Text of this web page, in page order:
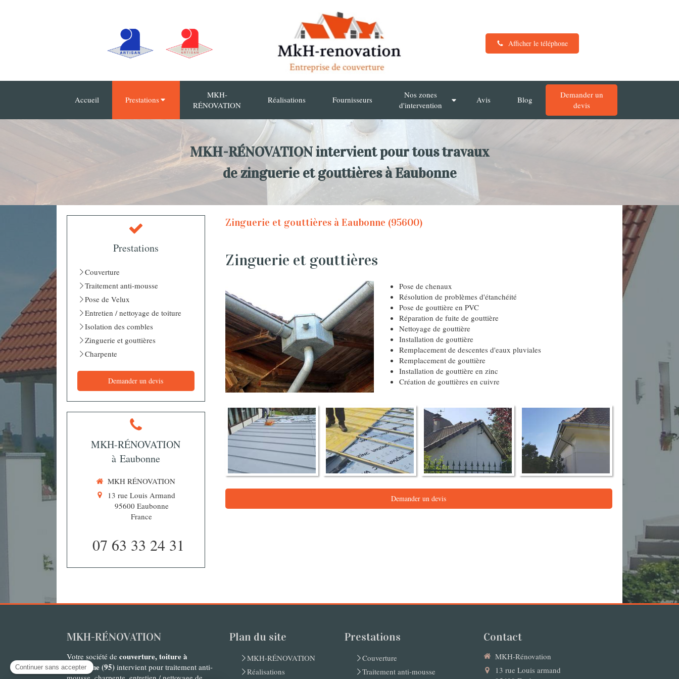
Afficher le téléphone
Accueil Prestations
MKH-
RÉNOVATION
Réalisations Fournisseurs
Nos zones
d'intervention
Avis Blog
Demander un
devis
MKH-RÉNOVATION intervient pour tous travaux
de zinguerie et gouttières à Eaubonne
Zinguerie et gouttières à Eaubonne (95600)
Zinguerie et gouttières
Pose de chenaux
Résolution de problèmes d'étanchéité
Pose de gouttière en PVC
Réparation de fuite de gouttière
Nettoyage de gouttière
Installation de gouttière
Remplacement de descentes d'eaux pluviales
Remplacement de gouttière
Installation de gouttière en zinc
Création de gouttières en cuivre
Demander un devis
Prestations
Couverture
Traitement anti-mousse
Pose de Velux
Entretien / nettoyage de toiture
Isolation des combles
Zinguerie et gouttières
Charpente
Demander un devis
MKH-RÉNOVATION
à Eaubonne
MKH RÉNOVATION
13 rue Louis Armand
95600 Eaubonne
France
07 63 33 24 31
MKH-RÉNOVATION
Votre société de couverture, toiture à
Eaubonne (95) intervient pour traitement anti-
Plan du site
MKH-RÉNOVATION
Réalisations
Prestations
Couverture
Traitement anti-mousse
Contact
MKH-Rénovation
13 rue Louis armand